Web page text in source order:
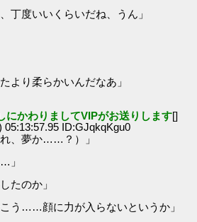
丁度いいくらいだね、うん」
り柔らかいんだなあ」
にかわりましてVIPがお送りします[]
05:13:57.95 ID:GJqkqKgu0
、夢か……？）」
」
たのか」
う……顔に力が入らないというか」